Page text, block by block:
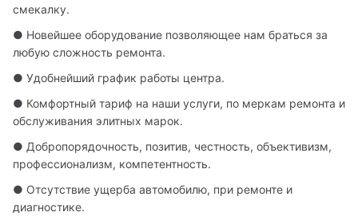
смекалку.
● Новейшее оборудование позволяющее нам браться за
любую сложность ремонта.
● Удобнейший график работы центра.
● Комфортный тариф на наши услуги, по меркам ремонта и
обслуживания элитных марок.
● Добропорядочность, позитив, честность, объективизм,
профессионализм, компетентность.
● Отсутствие ущерба автомобилю, при ремонте и
диагностике.